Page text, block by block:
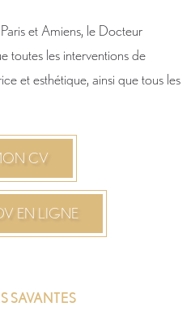
et Amiens, le Docteur
toutes les interventions de
et esthétique, ainsi que tous les
CV
EN LIGNE
SAVANTES